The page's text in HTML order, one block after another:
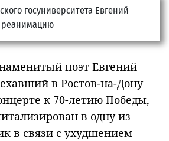
поэт Евгений
в Ростов-на-Дону
к 70-летию Победы,
в одну из
в связи с ухудшением